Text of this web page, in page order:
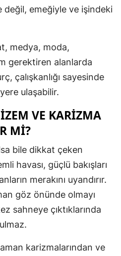
Şanlıurfa
Yozgat
Karaman
Kırıkkale
Şırnak
Ardahan
emeğiyle ve işindeki
medya, moda,
gerektiren alanlarda
çalışkanlığı sayesinde
ulaşabilir.
VE KARIZMA
MI?
bile dikkat çeken
havası, güçlü bakışları
merakını uyandırır.
göz önünde olmayı
sahneye çıktıklarında
karizmalarından ve